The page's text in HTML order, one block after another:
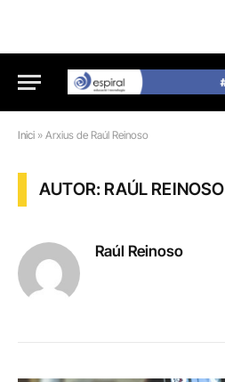
Inici » Arxius de Raúl Reinoso
AUTOR: RAÚL REINOSO
Raúl Reinoso